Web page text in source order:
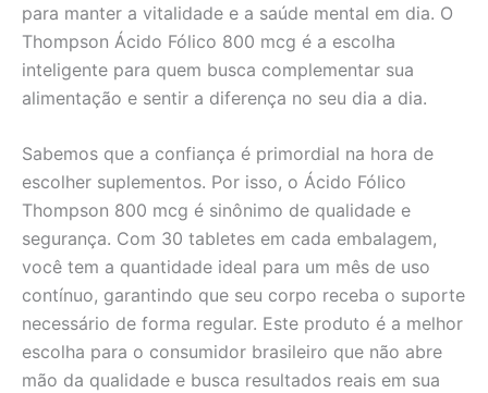
para manter a vitalidade e a saúde mental em dia. O
Thompson Ácido Fólico 800 mcg é a escolha
inteligente para quem busca complementar sua
alimentação e sentir a diferença no seu dia a dia.
Sabemos que a confiança é primordial na hora de
escolher suplementos. Por isso, o Ácido Fólico
Thompson 800 mcg é sinônimo de qualidade e
segurança. Com 30 tabletes em cada embalagem,
você tem a quantidade ideal para um mês de uso
contínuo, garantindo que seu corpo receba o suporte
necessário de forma regular. Este produto é a melhor
escolha para o consumidor brasileiro que não abre
mão da qualidade e busca resultados reais em sua